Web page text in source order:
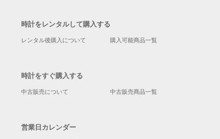
時計をレンタルして購入する
レンタル後購入について 購入可能商品一覧
時計をすぐ購入する
中古販売について 中古販売商品一覧
営業日カレンダー